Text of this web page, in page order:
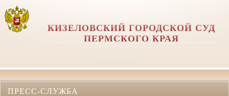
КИЗЕЛОВСКИЙ ГОРОДСКОЙ СУД
ПЕРМСКОГО КРАЯ
ПРЕСС-СЛУЖБА